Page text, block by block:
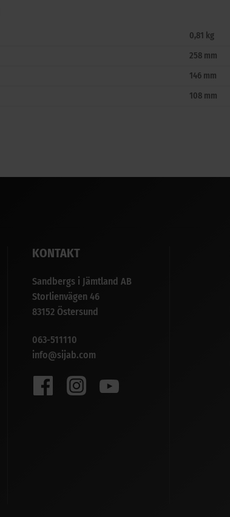
0,81 kg
258 mm
146 mm
108 mm
KONTAKT
Sandbergs i Jämtland AB
Storlienvägen 46
83152 Östersund
063-511110
info@sijab.com